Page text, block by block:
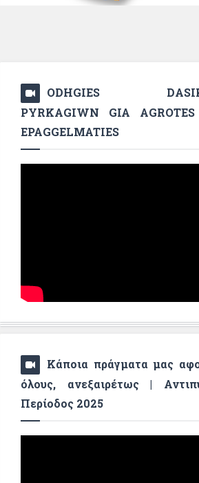
ODHGIES
PYRKAGIWN GIA
EPAGGELMATIES
Κάποια πράγματα μας
όλους, ανεξαιρέτως |
Περίοδος 2025